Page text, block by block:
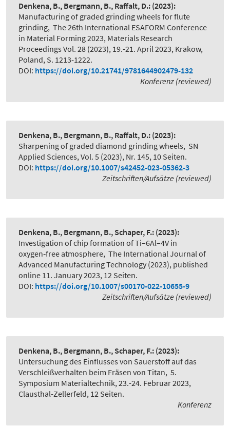
Denkena, B., Bergmann, B., Raffalt, D.: (2023):
Manufacturing of graded grinding wheels for flute
grinding, The 26th International ESAFORM Conference
in Material Forming 2023, Materials Research
Proceedings Vol. 28 (2023), 19.-21. April 2023, Krakow,
Poland, S. 1213-1222.
DOI: https://doi.org/10.21741/9781644902479-132
Konferenz (reviewed)
Denkena, B., Bergmann, B., Raffalt, D.: (2023):
Sharpening of graded diamond grinding wheels, SN
Applied Sciences, Vol. 5 (2023), Nr. 145, 10 Seiten.
DOI: https://doi.org/10.1007/s42452-023-05362-3
Zeitschriften/Aufsätze (reviewed)
Denkena, B., Bergmann, B., Schaper, F.: (2023):
Investigation of chip formation of Ti–6Al–4V in
oxygen‑free atmosphere, The International Journal of
Advanced Manufacturing Technology (2023), published
online 11. January 2023, 12 Seiten.
DOI: https://doi.org/10.1007/s00170-022-10655-9
Zeitschriften/Aufsätze (reviewed)
Denkena, B., Bergmann, B., Schaper, F.: (2023):
Untersuchung des Einflusses von Sauerstoff auf das
Verschleißverhalten beim Fräsen von Titan, 5.
Symposium Materialtechnik, 23.-24. Februar 2023,
Clausthal-Zellerfeld, 12 Seiten.
Konferenz